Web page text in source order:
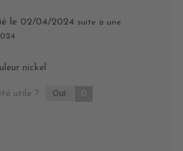
le 02/04/2024 suite à une
nickel
utile ? Oui 0